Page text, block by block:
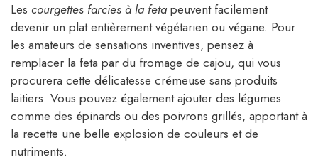
Les courgettes farcies à la feta peuvent facilement
devenir un plat entièrement végétarien ou végane. Pour
les amateurs de sensations inventives, pensez à
remplacer la feta par du fromage de cajou, qui vous
procurera cette délicatesse crémeuse sans produits
laitiers. Vous pouvez également ajouter des légumes
comme des épinards ou des poivrons grillés, apportant à
la recette une belle explosion de couleurs et de
nutriments.